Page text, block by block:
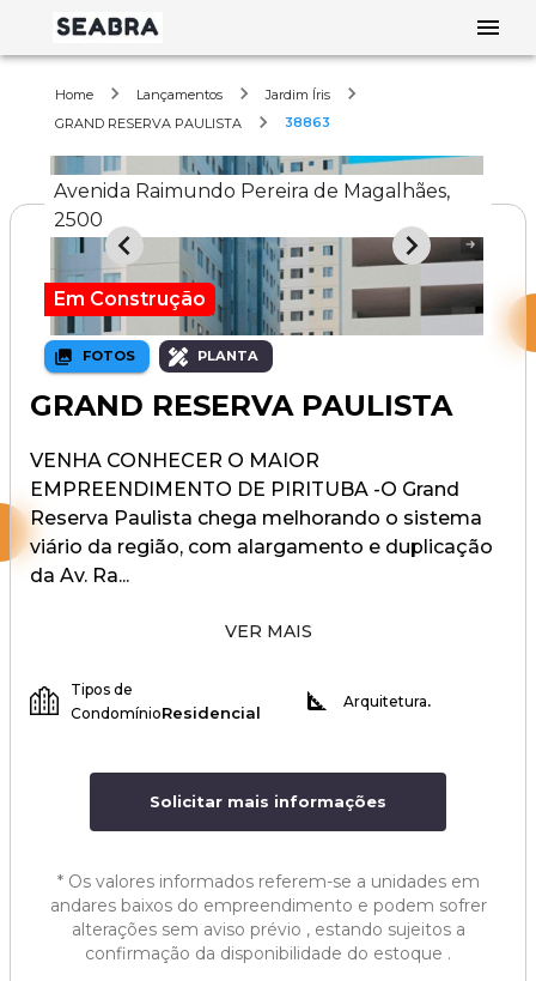
Home Lançamentos
Jardim Íris
GRAND RESERVA PAULISTA
38863
FOTOS PLANTA
Avenida Raimundo Pereira de Magalhães,
2500
Em Construção
GRAND RESERVA PAULISTA
VENHA CONHECER O MAIOR
EMPREENDIMENTO DE PIRITUBA -O Grand
Reserva Paulista chega melhorando o sistema
viário da região, com alargamento e duplicação
da Av. Ra...
VER MAIS
Tipos de
CondomínioResidencial
Arquitetura.
Solicitar mais informações
* Os valores informados referem-se a unidades em
andares baixos do empreendimento e podem sofrer
alterações sem aviso prévio , estando sujeitos a
confirmação da disponibilidade do estoque .